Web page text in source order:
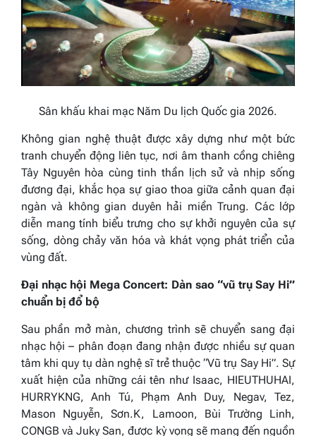
Sân khấu khai mạc Năm Du lịch Quốc gia 2026.
Không gian nghệ thuật được xây dựng như một bức
tranh chuyển động liên tục, nơi âm thanh cồng chiêng
Tây Nguyên hòa cùng tinh thần lịch sử và nhịp sống
đương đại, khắc họa sự giao thoa giữa cảnh quan đại
ngàn và không gian duyên hải miền Trung. Các lớp
diễn mang tính biểu trưng cho sự khởi nguyên của sự
sống, dòng chảy văn hóa và khát vọng phát triển của
vùng đất.
Đại nhạc hội Mega Concert: Dàn sao “vũ trụ Say Hi”
chuẩn bị đổ bộ
Sau phần mở màn, chương trình sẽ chuyển sang đại
nhạc hội – phân đoạn đang nhận được nhiều sự quan
tâm khi quy tụ dàn nghệ sĩ trẻ thuộc “Vũ trụ Say Hi”. Sự
xuất hiện của những cái tên như Isaac, HIEUTHUHAI,
HURRYKNG, Anh Tú, Phạm Anh Duy, Negav, Tez,
Mason Nguyễn, Sơn.K, Lamoon, Bùi Trường Linh,
CONGB và Juky San, được kỳ vọng sẽ mang đến nguồn